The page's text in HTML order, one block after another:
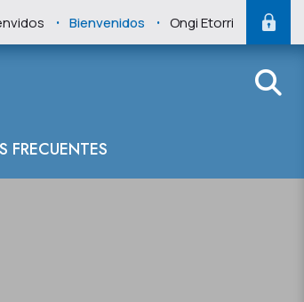
. Bienvenidos . Ongi Etorri
FRECUENTES